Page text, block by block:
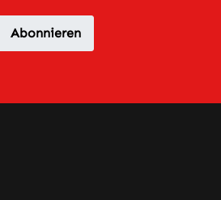
Abonnieren